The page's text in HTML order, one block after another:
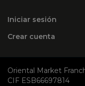
Iniciar sesión
Crear cuenta
Oriental Market
CIF ESB66697814